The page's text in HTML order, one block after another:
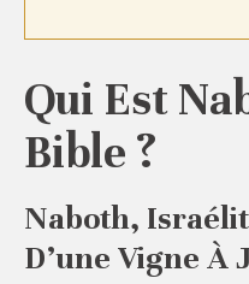
Qui Est
Bible ?
Naboth,
D’une Vigne À